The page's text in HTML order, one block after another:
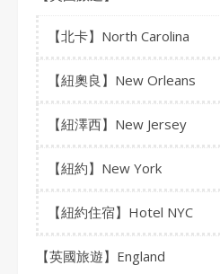
【北卡】North Carolina
【紐奧良】New Orleans
【紐澤西】New Jersey
【紐約】New York
【紐約住宿】Hotel NYC
【英國旅遊】England